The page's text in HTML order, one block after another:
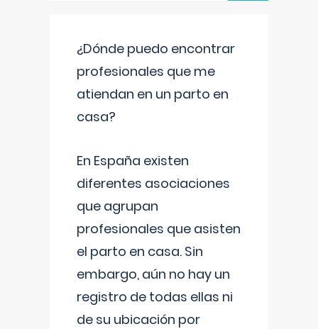
¿Dónde puedo encontrar
profesionales que me
atiendan en un parto en
casa?
En España existen
diferentes asociaciones
que agrupan
profesionales que asisten
el parto en casa. Sin
embargo, aún no hay un
registro de todas ellas ni
de su ubicación por